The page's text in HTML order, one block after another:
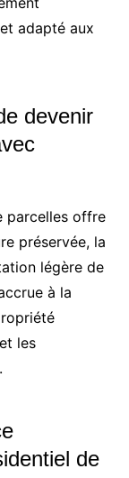
adapté aux
devenir
parcelles offre
préservée, la
légère de
à la
les
de